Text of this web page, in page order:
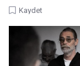
Kaydet